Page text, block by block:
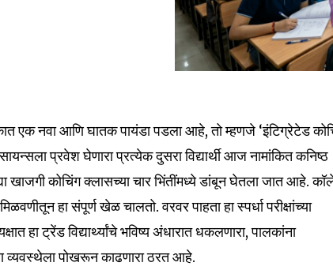
एक नवा आणि घातक पायंडा पडला आहे, तो म्हणजे ‘इंटिग्रेटेड
प्रवेश घेणारा प्रत्येक दुसरा विद्यार्थी आज नामांकित कनिष्ठ
खाजगी कोचिंग क्लासच्या चार भिंतींमध्ये डांबून घेतला जात आहे.
हा संपूर्ण खेळ चालतो. वरवर पाहता हा स्पर्धा परीक्षांच्या
हा ट्रेंड विद्यार्थ्यांचे भविष्य अंधारात धकलणारा, पालकांना
व्यवस्थेला पोखरून काढणारा ठरत आहे.